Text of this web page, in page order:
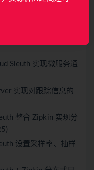
Sleuth 实现微服务通
实现对跟踪信息的
整合 Zipkin 实现分
设置采样率、抽样